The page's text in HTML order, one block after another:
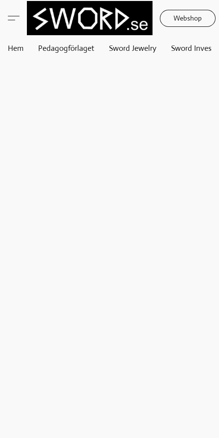
Webshop
Hem Pedagogförlaget Sword Jewelry Sword Invest